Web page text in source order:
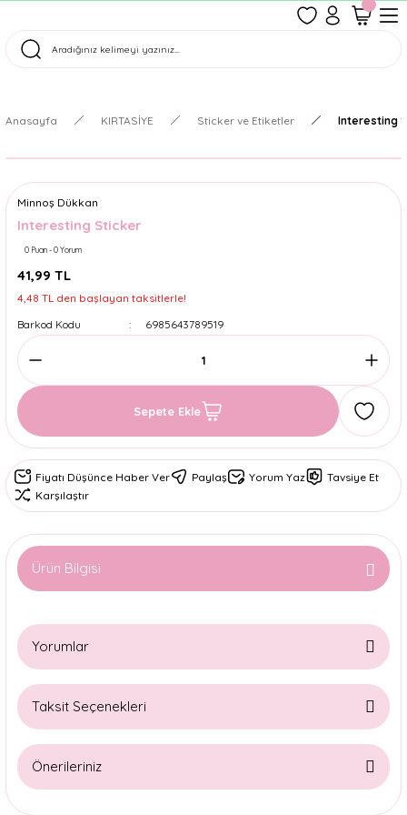
Tüm Siparişler Aynı Gün Kargoda!
Anasayfa KIRTASİYE Sticker ve Etiketler Interesting
Minnoş Dükkan
Interesting Sticker
0 Puan - 0 Yorum
41,99 TL
4,48 TL den başlayan taksitlerle!
Barkod Kodu
6985643789519
Sepete Ekle
Fiyatı Düşünce Haber Ver Paylaş Yorum Yaz
Tavsiye Et
Karşılaştır
Ürün Bilgisi
Yorumlar
Taksit Seçenekleri
Önerileriniz